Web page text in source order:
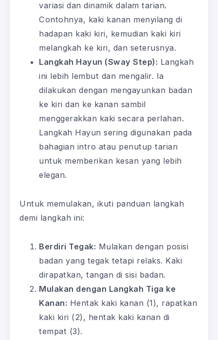
variasi dan dinamik dalam tarian.
Contohnya, kaki kanan menyilang di
hadapan kaki kiri, kemudian kaki kiri
melangkah ke kiri, dan seterusnya.
Langkah Hayun (Sway Step): Langkah
ini lebih lembut dan mengalir. Ia
dilakukan dengan mengayunkan badan
ke kiri dan ke kanan sambil
menggerakkan kaki secara perlahan.
Langkah Hayun sering digunakan pada
bahagian intro atau penutup tarian
untuk memberikan kesan yang lebih
elegan.
Untuk memulakan, ikuti panduan langkah
demi langkah ini:
Berdiri Tegak: Mulakan dengan posisi
badan yang tegak tetapi relaks. Kaki
dirapatkan, tangan di sisi badan.
Mulakan dengan Langkah Tiga ke
Kanan: Hentak kaki kanan (1), rapatkan
kaki kiri (2), hentak kaki kanan di
tempat (3).